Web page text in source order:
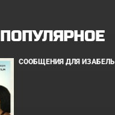
ПОПУЛЯРНОЕ
СООБЩЕНИЯ ДЛЯ ИЗАБЕЛЬ